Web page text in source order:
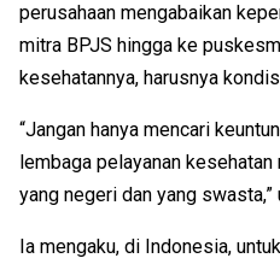
perusahaan mengabaikan
mitra BPJS hingga ke
kesehatannya, harusnya
“Jangan hanya mencari
lembaga pelayanan
yang negeri dan yang swasta,”
Ia mengaku, di Indonesia,